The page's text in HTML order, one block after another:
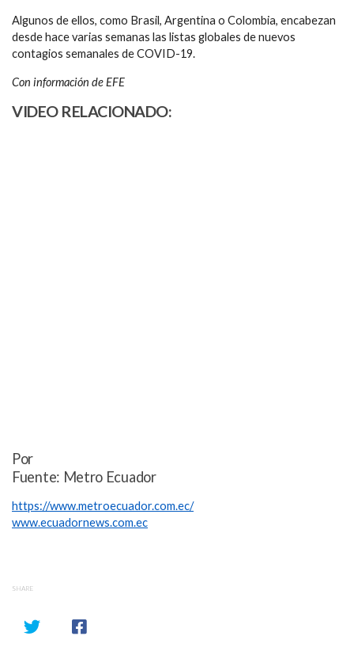
Algunos de ellos, como Brasil, Argentina o Colombia, encabezan
desde hace varias semanas las listas globales de nuevos
contagios semanales de COVID-19.
Con información de EFE
VIDEO RELACIONADO:
Por
Fuente: Metro Ecuador
https://www.metroecuador.com.ec/
www.ecuadornews.com.ec
SHARE